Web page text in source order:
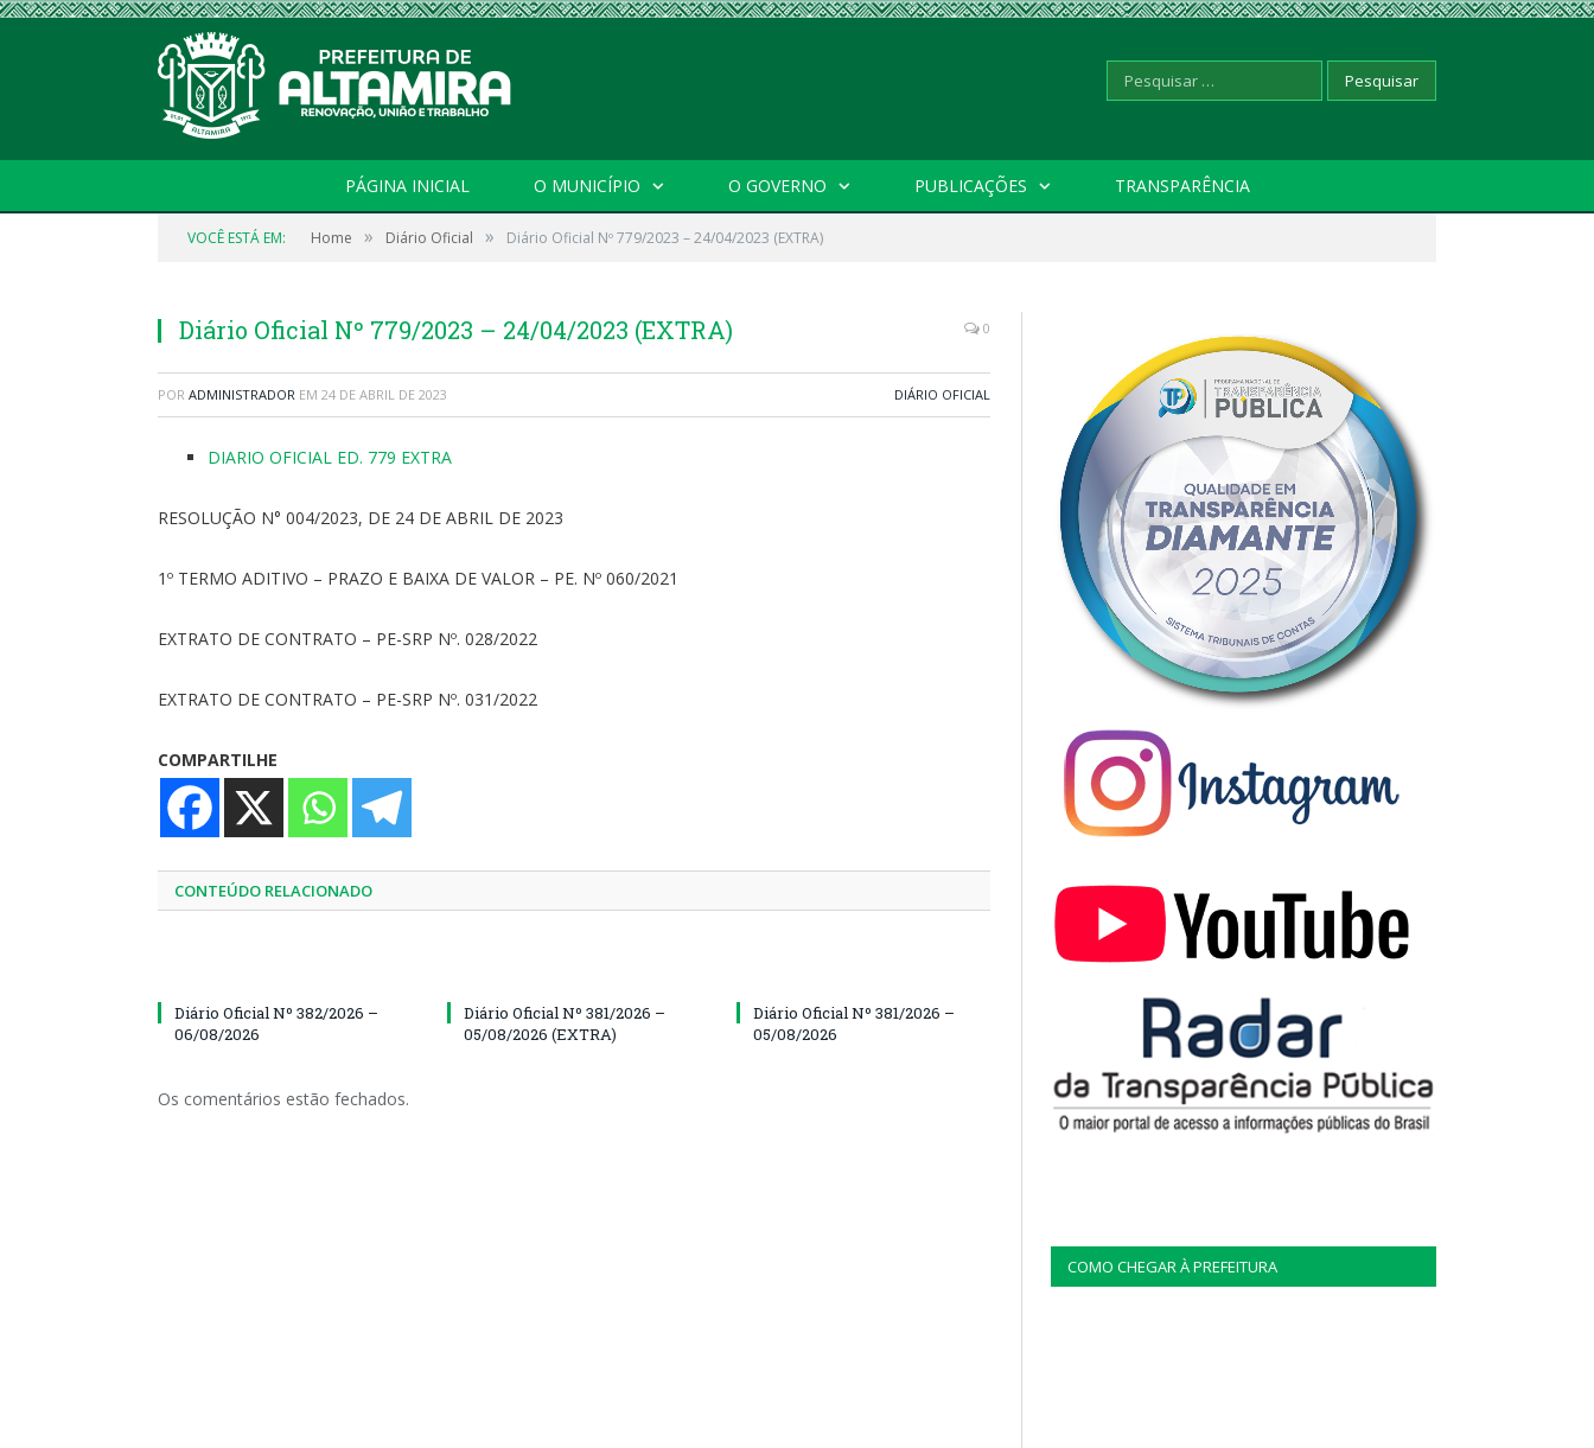
Pesquisar
PÁGINA INICIAL O MUNICÍPIO O GOVERNO PUBLICAÇÕES TRANSPARÊNCIA
VOCÊ ESTÁ EM: Home » Diário Oficial » Diário Oficial Nº 779/2023 – 24/04/2023 (EXTRA)
Diário Oficial Nº 779/2023 – 24/04/2023 (EXTRA) 0
POR ADMINISTRADOR EM 24 DE ABRIL DE 2023 DIÁRIO OFICIAL
DIARIO OFICIAL ED. 779 EXTRA
RESOLUÇÃO N° 004/2023, DE 24 DE ABRIL DE 2023
1º TERMO ADITIVO – PRAZO E BAIXA DE VALOR – PE. Nº 060/2021
EXTRATO DE CONTRATO – PE-SRP Nº. 028/2022
EXTRATO DE CONTRATO – PE-SRP Nº. 031/2022
COMPARTILHE
CONTEÚDO RELACIONADO
Diário Oficial Nº 382/2026 –
06/08/2026
Diário Oficial Nº 381/2026 –
05/08/2026 (EXTRA)
Diário Oficial Nº 381/2026 –
05/08/2026
Os comentários estão fechados.
COMO CHEGAR À PREFEITURA